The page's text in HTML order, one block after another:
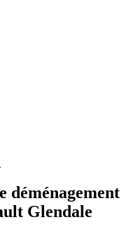
déménagement
Glendale